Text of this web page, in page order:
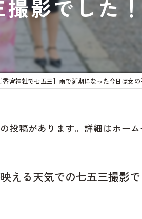
影でした！
香宮神社で七五三】雨で延期になった今日は女
える天気での七五三撮影で
稿があります。詳細はホーム